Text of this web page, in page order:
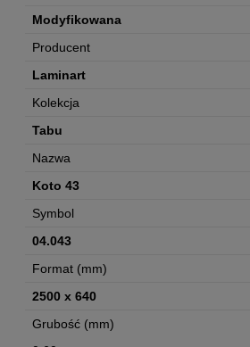
Modyfikowana
Producent
Laminart
Kolekcja
Tabu
Nazwa
Koto 43
Symbol
04.043
Format (mm)
2500 x 640
Grubość (mm)